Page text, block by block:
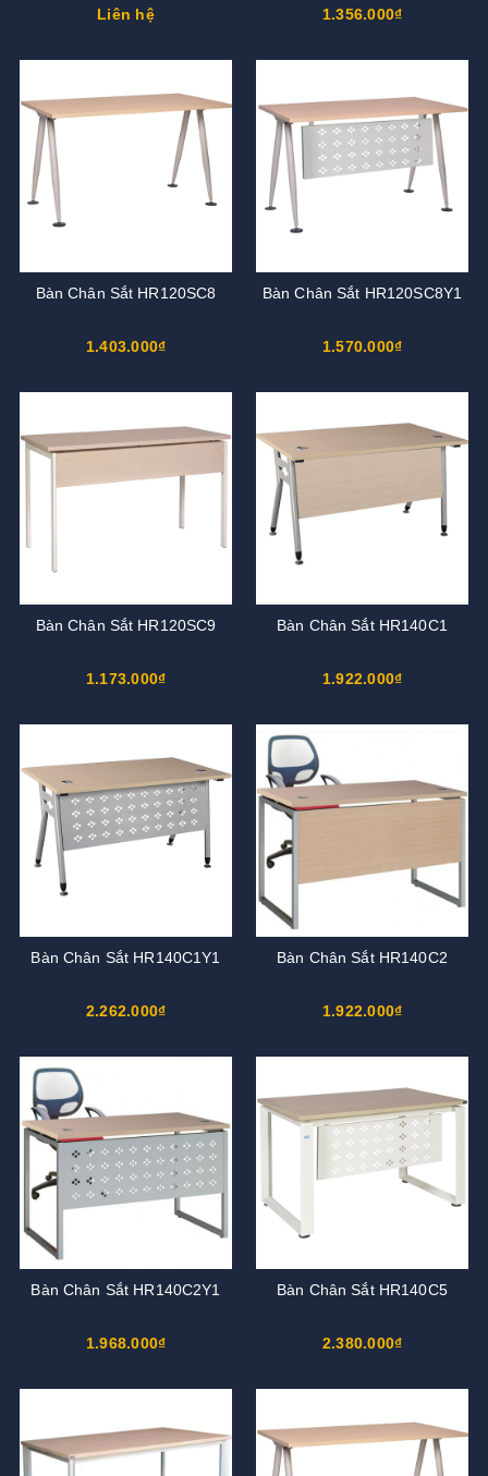
Liên hệ 1.356.000₫
Bàn Chân Sắt HR120SC8
1.403.000₫
Bàn Chân Sắt HR120SC8Y1
1.570.000₫
Bàn Chân Sắt HR120SC9
1.173.000₫
Bàn Chân Sắt HR140C1
1.922.000₫
Bàn Chân Sắt HR140C1Y1
2.262.000₫
Bàn Chân Sắt HR140C2
1.922.000₫
Bàn Chân Sắt HR140C2Y1
1.968.000₫
Bàn Chân Sắt HR140C5
2.380.000₫